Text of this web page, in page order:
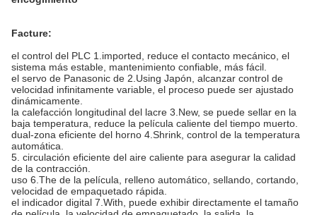
Facture:
el control del PLC 1.imported, reduce el contacto mecánico, el
sistema más estable, mantenimiento confiable, más fácil.
el servo de Panasonic de 2.Using Japón, alcanzar control de
velocidad infinitamente variable, el proceso puede ser ajustado
dinámicamente.
la calefacción longitudinal del lacre 3.New, se puede sellar en la
baja temperatura, reduce la película caliente del tiempo muerto.
dual-zona eficiente del horno 4.Shrink, control de la temperatura
automática.
5. circulación eficiente del aire caliente para asegurar la calidad
de la contracción.
uso 6.The de la película, relleno automático, sellando, cortando,
velocidad de empaquetado rápida.
el indicador digital 7.With, puede exhibir directamente el tamaño